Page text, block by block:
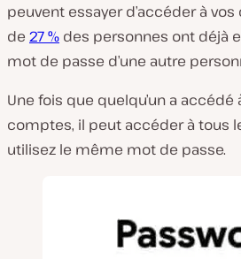
peuvent essayer d’accéder à
de 27 % des personnes ont déjà
mot de passe d’une autre
Une fois que quelqu’un a accédé
comptes, il peut accéder à tous
utilisez le même mot de passe.